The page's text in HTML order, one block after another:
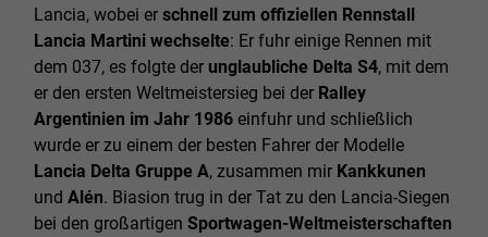
Lancia, wobei er schnell zum offiziellen Rennstall
Lancia Martini wechselte: Er fuhr einige Rennen mit
dem 037, es folgte der unglaubliche Delta S4, mit dem
er den ersten Weltmeistersieg bei der Ralley
Argentinien im Jahr 1986 einfuhr und schließlich
wurde er zu einem der besten Fahrer der Modelle
Lancia Delta Gruppe A, zusammen mir Kankkunen
und Alén. Biasion trug in der Tat zu den Lancia-Siegen
bei den großartigen Sportwagen-Weltmeisterschaften